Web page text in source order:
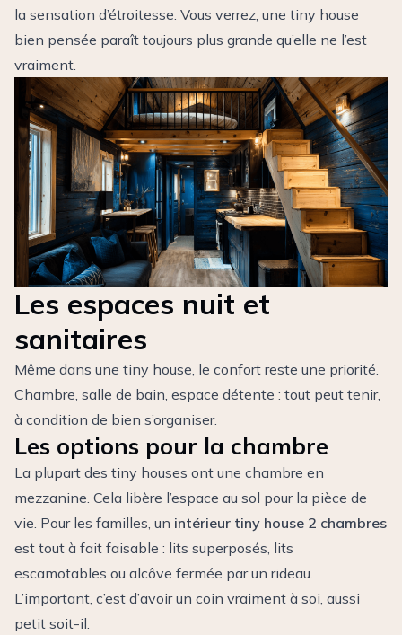
la sensation d’étroitesse. Vous verrez, une tiny house
bien pensée paraît toujours plus grande qu’elle ne l’est
vraiment.
Les espaces nuit et
sanitaires
Même dans une tiny house, le confort reste une priorité.
Chambre, salle de bain, espace détente : tout peut tenir,
à condition de bien s’organiser.
Les options pour la chambre
La plupart des tiny houses ont une chambre en
mezzanine. Cela libère l’espace au sol pour la pièce de
vie. Pour les familles, un intérieur tiny house 2 chambres
est tout à fait faisable : lits superposés, lits
escamotables ou alcôve fermée par un rideau.
L’important, c’est d’avoir un coin vraiment à soi, aussi
petit soit-il.